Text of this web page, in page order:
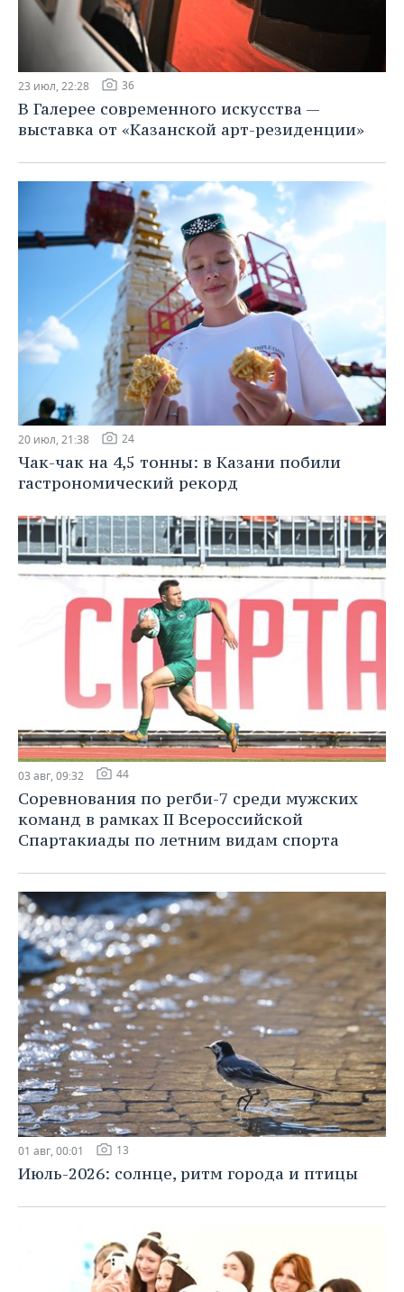
23 июл, 22:28 36
В Галерее современного искусства —
выставка от «Казанской арт-резиденции»
20 июл, 21:38 24
Чак-чак на 4,5 тонны: в Казани побили
гастрономический рекорд
03 авг, 09:32 44
Соревнования по регби-7 среди мужских
команд в рамках II Всероссийской
Спартакиады по летним видам спорта
01 авг, 00:01 13
Июль-2026: солнце, ритм города и птицы